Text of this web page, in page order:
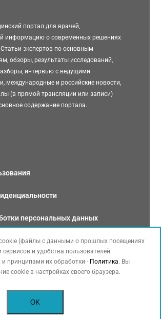
портал для врачей,
информацию о современных решениях
экспертов по основным
обзоры, результаты исследований,
интервью с ведущими
международные и российские новости,
(в прямой трансляции или записи)
содержание портала.
персональных данных
(файлы с данными о прошлых посещениях
и удобства пользователей.
принципами их обработки - Политика. Вы
cookie в настройках своего браузера.
OK